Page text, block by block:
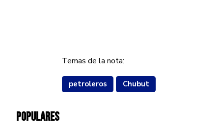
Temas de la nota:
petroleros Chubut
POPULARES